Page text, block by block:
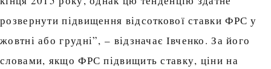
розвернути підвищення відсоткової ставки ФРС у
жовтні або грудні”, – відзначає Івченко. За його
словами, якщо ФРС підвищить ставку, ціни на